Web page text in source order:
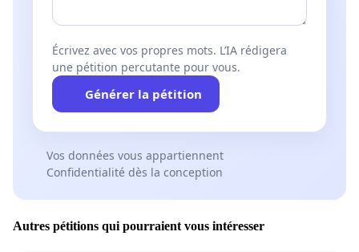
Écrivez avec vos propres mots. L’IA rédigera
une pétition percutante pour vous.
Générer la pétition
Vos données vous appartiennent
Confidentialité dès la conception
Autres pétitions qui pourraient vous intéresser